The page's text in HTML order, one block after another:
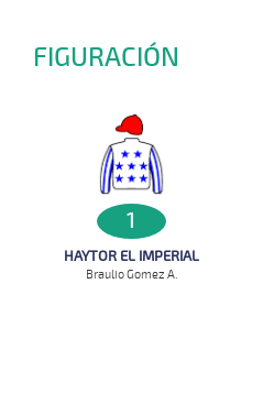
FIGURACIÓN
1
HAYTOR EL IMPERIAL
Braulio Gomez A.